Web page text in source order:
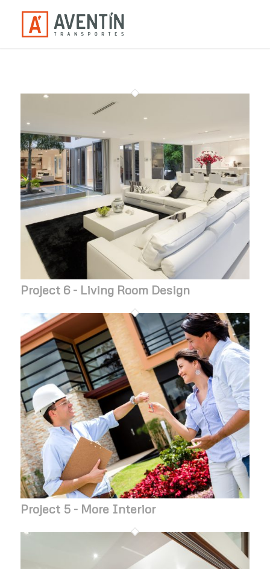
Project 6 - Living Room Design
Project 5 - More Interior